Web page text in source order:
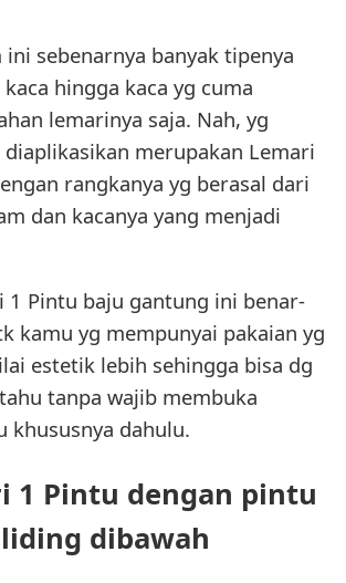
sebenarnya banyak tipenya
hingga kaca yg cuma
lemarinya saja. Nah, yg
merupakan Lemari
rangkanya yg berasal dari
dan kacanya yang menjadi
1 Pintu baju gantung ini benar-
kamu yg mempunyai pakaian yg
estetik lebih sehingga bisa dg
tanpa wajib membuka
khususnya dahulu.
1 Pintu dengan pintu
dibawah